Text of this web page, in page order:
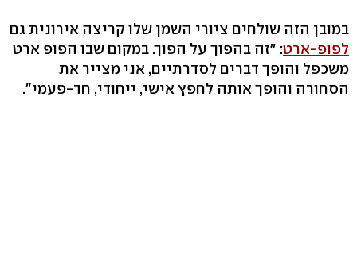
במובן הזה שולחים ציורי השמן שלו קריצה אירונית גם
לפופ-ארט: "זה בהפוך על הפוך. במקום שבו הפופ ארט
משכפל והופך דברים לסדרתיים, אני מצייר את
הסחורה והופך אותה לחפץ אישי, ייחודי, חד-פעמי".